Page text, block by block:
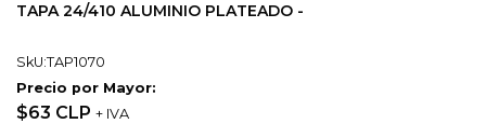
TAPA 24/410 ALUMINIO PLATEADO -
SkU:TAP1070
Precio por Mayor:
$63 CLP + IVA